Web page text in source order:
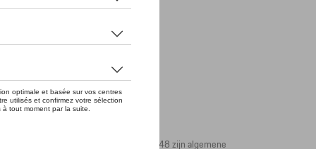
Porsche-sportwagen op 8 juni 1948 zijn algemene